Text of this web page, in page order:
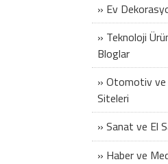
» Ev
» Teknoloji
Bloglar
» Otomotiv ve
Siteleri
» Sanat ve El
» Haber ve